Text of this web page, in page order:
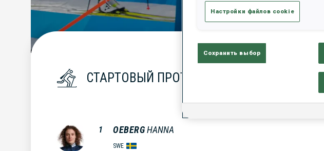
СТАРТОВЫЙ ПРОТОКОЛ
1 OEBERGHANNA
SWE
Настройки файлов cookie
Сохранить выбор